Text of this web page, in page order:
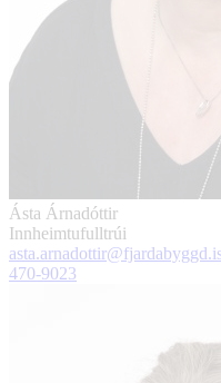
Ásta Árnadóttir
Innheimtufulltrúi
470-9023